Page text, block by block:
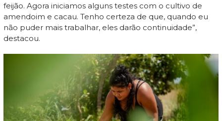
feijão. Agora iniciamos alguns testes com o cultivo de
amendoim e cacau. Tenho certeza de que, quando eu
não puder mais trabalhar, eles darão continuidade”,
destacou.